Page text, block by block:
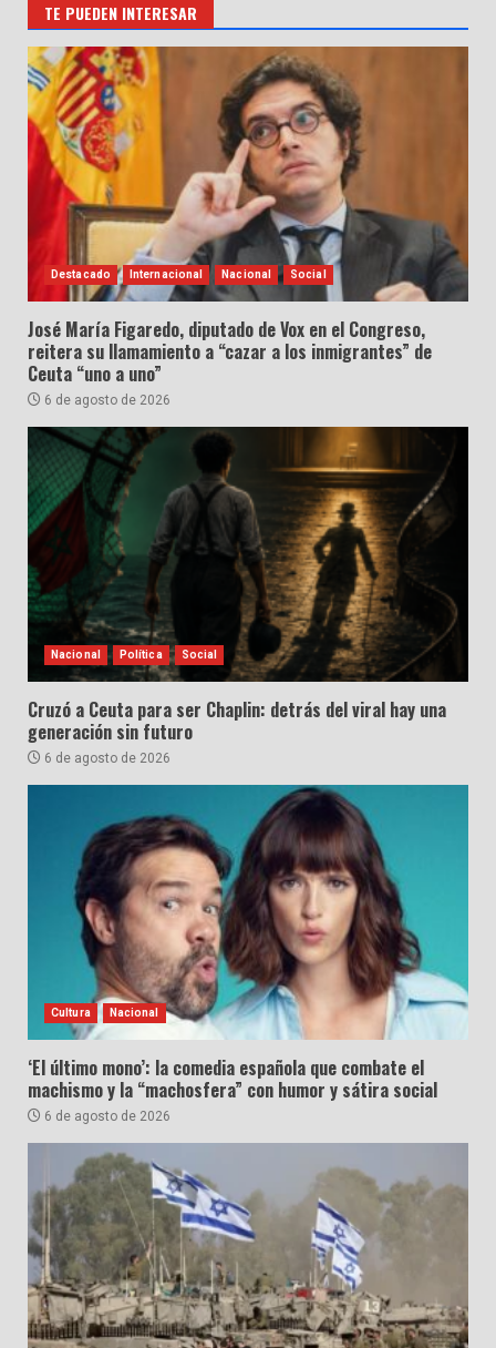
TE PUEDEN INTERESAR
Destacado Internacional Nacional Social
José María Figaredo, diputado de Vox en el Congreso,
reitera su llamamiento a “cazar a los inmigrantes” de
Ceuta “uno a uno”
6 de agosto de 2026
Nacional Política Social
Cruzó a Ceuta para ser Chaplin: detrás del viral hay una
generación sin futuro
6 de agosto de 2026
Cultura Nacional
‘El último mono’: la comedia española que combate el
machismo y la “machosfera” con humor y sátira social
6 de agosto de 2026